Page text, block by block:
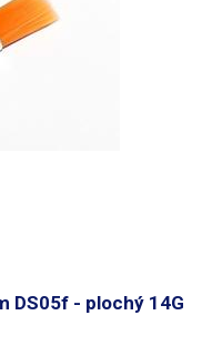
DS05f - plochý 14G